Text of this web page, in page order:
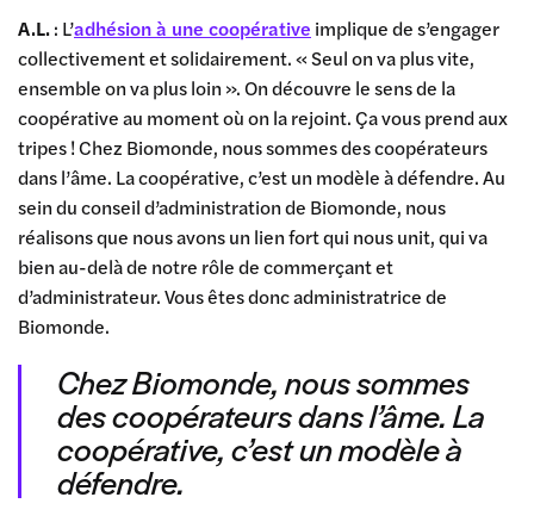
A.L.: L’adhésion à une coopérative implique de s’engager
collectivement et solidairement. « Seul on va plus vite,
ensemble on va plus loin ». On découvre le sens de la
coopérative au moment où on la rejoint. Ça vous prend aux
tripes ! Chez Biomonde, nous sommes des coopérateurs
dans l’âme. La coopérative, c’est un modèle à défendre. Au
sein du conseil d’administration de Biomonde, nous
réalisons que nous avons un lien fort qui nous unit, qui va
bien au-delà de notre rôle de commerçant et
d’administrateur. Vous êtes donc administratrice de
Biomonde.
Chez Biomonde, nous sommes
des coopérateurs dans l’âme. La
coopérative, c’est un modèle à
défendre.